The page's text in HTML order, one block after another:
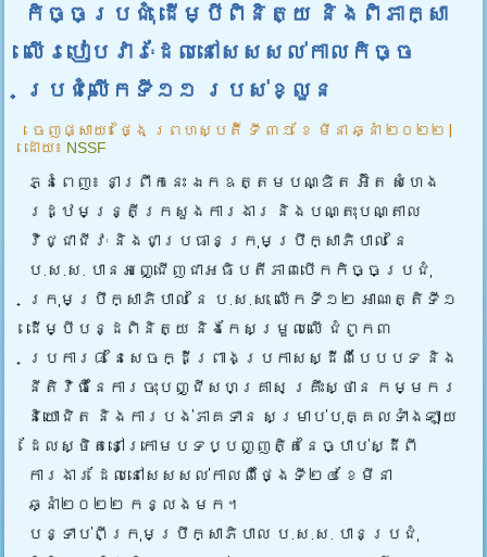
កិច្ចប្រជុំ ដើម្បីពិនិត្យ និងពិភាក្សា
លើរបៀបវារៈដែលនៅសេសសល់កាលកិច្ច
ប្រជុំលើកទី១១ របស់ខ្លួន
ចេញផ្សាយ៖ ថ្ងៃ ព្រហស្បតិ៍ ទី ៣១ ខែ មីនា ឆ្នាំ ២០២២
ដោយ៖ NSSF
ភ្នំពេញ៖ នាព្រឹកនេះ ឯកឧត្តមបណ្ឌិត អ៊ិត សំហេង
រដ្ឋមន្រ្តីក្រសួងការងារ និងបណ្តុះបណ្តាល
វិជ្ជាជីវៈ និងជាប្រធានក្រុមប្រឹក្សាភិបាល នៃ
ប.ស.ស. បានអញ្ជើញជាអធិបតីភាពបើកកិច្ចប្រជុំ
ក្រុមប្រឹក្សាភិបាល នៃ ប.ស.ស. លើកទី១២ អាណត្តិទី១
ដើម្បី បន្ដពិនិត្យ និងកែសម្រួលលើ ជំពូក៣
ប្រការ៨ នៃសេចក្ដីព្រាងប្រកាសស្ដីពីបែបបទ និង
នីតិវិធីនៃការចុះបញ្ជីសហគ្រាស គ្រឹះស្ថាន កម្មករ
និយោជិត និងការបង់ភាគទាន សម្រាប់បុគ្គលទាំងឡាយ
ដែលស្ថិតនៅក្រោមបទប្បញ្ញតិ្តនៃច្បាប់ស្ដីពី
ការងារ ដែលនៅសេសសល់កាលពីថ្ងៃទី២៤ ខែមីនា
ឆ្នាំ២០២២ កន្លងមក។
បន្ទាប់ពីក្រុមប្រឹក្សាភិបាល ប.ស.ស. បានប្រជុំ